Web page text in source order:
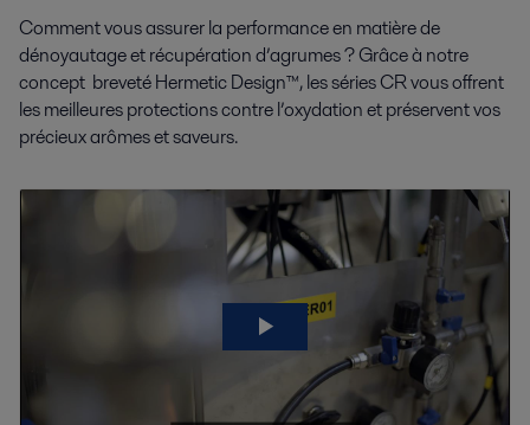
Comment vous assurer la performance en matière de
dénoyautage et récupération d’agrumes ? Grâce à notre
concept breveté Hermetic Design™, les séries CR vous offrent
les meilleures protections contre l’oxydation et préservent vos
précieux arômes et saveurs.